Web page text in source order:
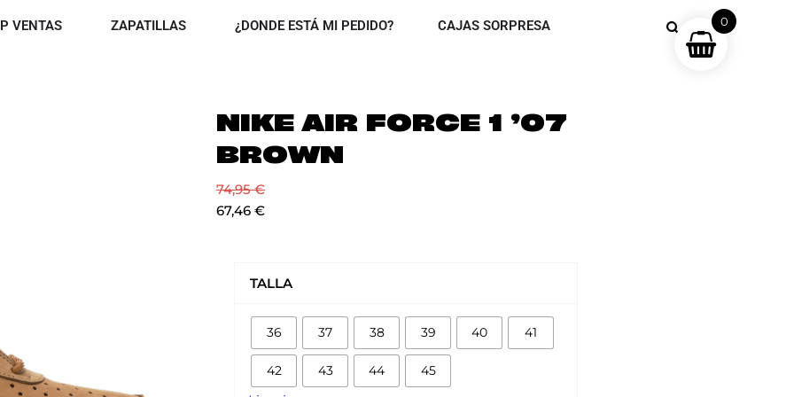
VENTAS OPEN TOP VENTAS
ZAPATILLAS OPEN ZAPATILLAS
¿DONDE ESTÁ MI PEDIDO? CAJAS SORPRESA
NIKE AIR FORCE 1 ’07
BROWN
74,95€
67,46 €
TALLA
36 37 38 39 40 41
42 43 44 45
AIR
BROWN
cantidad
0